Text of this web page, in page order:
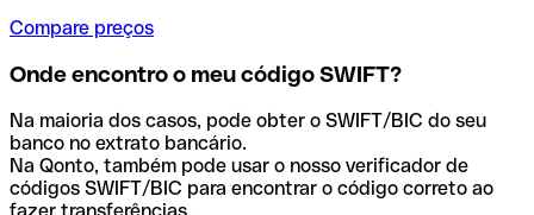
Compare preços
Onde encontro o meu código SWIFT?
Na maioria dos casos, pode obter o SWIFT/BIC do seu
banco no extrato bancário.
Na Qonto, também pode usar o nosso verificador de
códigos SWIFT/BIC para encontrar o código correto ao